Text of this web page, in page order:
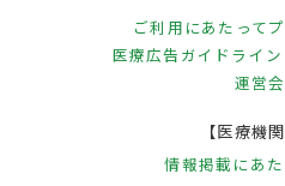
ご利用にあたって
医療広告ガイドライ
運営
【医療機
情報掲載にあた